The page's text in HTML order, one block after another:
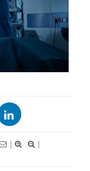
|
|